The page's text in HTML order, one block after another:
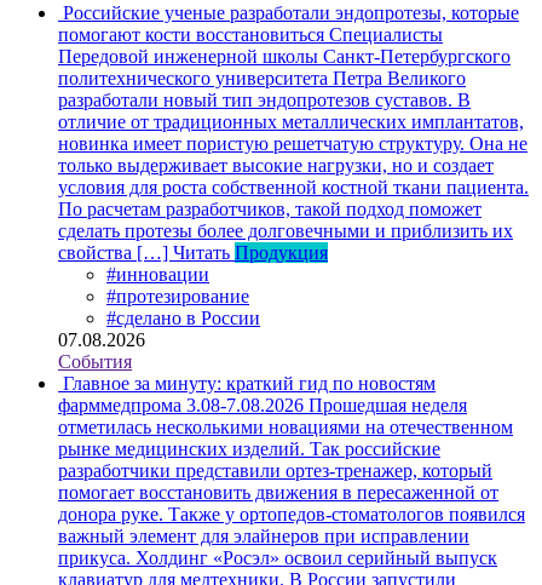
Российские ученые разработали эндопротезы, которые
помогают кости восстановиться Специалисты
Передовой инженерной школы Санкт-Петербургского
политехнического университета Петра Великого
разработали новый тип эндопротезов суставов. В
отличие от традиционных металлических имплантатов,
новинка имеет пористую решетчатую структуру. Она не
только выдерживает высокие нагрузки, но и создает
условия для роста собственной костной ткани пациента.
По расчетам разработчиков, такой подход поможет
сделать протезы более долговечными и приблизить их
свойства […] Читать Продукция
#инновации
#протезирование
#сделано в России
07.08.2026
События
Главное за минуту: краткий гид по новостям
фарммедпрома 3.08-7.08.2026 Прошедшая неделя
отметилась несколькими новациями на отечественном
рынке медицинских изделий. Так российские
разработчики представили ортез-тренажер, который
помогает восстановить движения в пересаженной от
донора руке. Также у ортопедов-стоматологов появился
важный элемент для элайнеров при исправлении
прикуса. Холдинг «Росэл» освоил серийный выпуск
клавиатур для медтехники. В России запустили